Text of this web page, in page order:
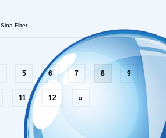
Sina Filter
5 6 7 8 9
11 12 »